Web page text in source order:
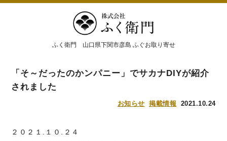
ふく衛門 山口県下関市彦島 ふぐお取り寄せ
「そ～だったのかンパニー」でサカナDIYが紹介
されました
お知らせ 掲載情報 2021.10.24
２０２１.１０.２４